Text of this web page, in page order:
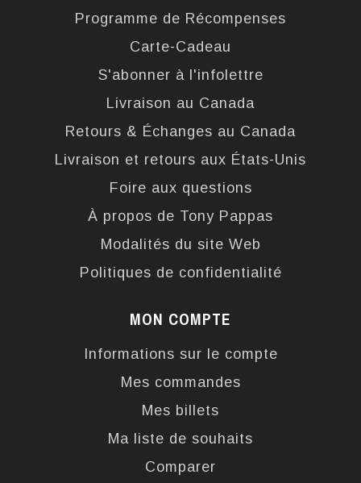
Programme de Récompenses
Carte-Cadeau
S'abonner à l'infolettre
Livraison au Canada
Retours & Échanges au Canada
Livraison et retours aux États-Unis
Foire aux questions
À propos de Tony Pappas
Modalités du site Web
Politiques de confidentialité
MON COMPTE
Informations sur le compte
Mes commandes
Mes billets
Ma liste de souhaits
Comparer